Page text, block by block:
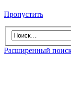
Пропустить
Расширенный